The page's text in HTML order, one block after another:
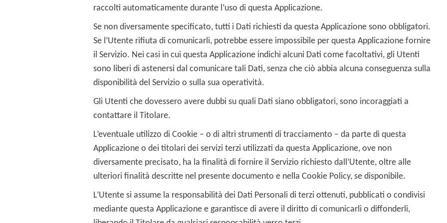
raccolti automaticamente durante l’uso di questa Applicazione.
Se non diversamente specificato, tutti i Dati richiesti da questa Applicazione sono obbligatori.
Se l’Utente rifiuta di comunicarli, potrebbe essere impossibile per questa Applicazione fornire
il Servizio. Nei casi in cui questa Applicazione indichi alcuni Dati come facoltativi, gli Utenti
sono liberi di astenersi dal comunicare tali Dati, senza che ciò abbia alcuna conseguenza sulla
disponibilità del Servizio o sulla sua operatività.
Gli Utenti che dovessero avere dubbi su quali Dati siano obbligatori, sono incoraggiati a
contattare il Titolare.
L’eventuale utilizzo di Cookie – o di altri strumenti di tracciamento – da parte di questa
Applicazione o dei titolari dei servizi terzi utilizzati da questa Applicazione, ove non
diversamente precisato, ha la finalità di fornire il Servizio richiesto dall’Utente, oltre alle
ulteriori finalità descritte nel presente documento e nella Cookie Policy, se disponibile.
L’Utente si assume la responsabilità dei Dati Personali di terzi ottenuti, pubblicati o condivisi
mediante questa Applicazione e garantisce di avere il diritto di comunicarli o diffonderli,